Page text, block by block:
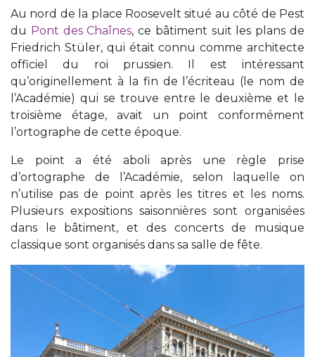
Au nord de la place Roosevelt situé au côté de Pest
du Pont des Chaînes, ce bâtiment suit les plans de
Friedrich Stüler, qui était connu comme architecte
officiel du roi prussien. Il est intéressant
qu’originellement à la fin de l’écriteau (le nom de
l’Académie) qui se trouve entre le deuxième et le
troisième étage, avait un point conformément
l’ortographe de cette époque.
Le point a été aboli après une règle prise
d’ortographe de l’Académie, selon laquelle on
n’utilise pas de point après les titres et les noms.
Plusieurs expositions saisonnières sont organisées
dans le bâtiment, et des concerts de musique
classique sont organisés dans sa salle de fête.